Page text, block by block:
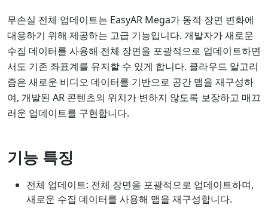
무손실 전체 업데이트는 EasyAR Mega가 동적 장면 변화에
대응하기 위해 제공하는 고급 기능입니다. 개발자가 새로운
수집 데이터를 사용해 전체 장면을 포괄적으로 업데이트하면
서도 기존 좌표계를 유지할 수 있게 합니다. 클라우드 알고리
즘은 새로운 비디오 데이터를 기반으로 공간 맵을 재구성하
여, 개발된 AR 콘텐츠의 위치가 변하지 않도록 보장하고 매끄
러운 업데이트를 구현합니다.
기능 특징
전체 업데이트: 전체 장면을 포괄적으로 업데이트하며,
새로운 수집 데이터를 사용해 맵을 재구성합니다.